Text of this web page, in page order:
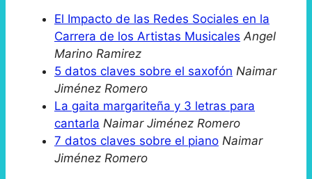
El Impacto de las Redes Sociales en la
Carrera de los Artistas Musicales Angel
Marino Ramirez
5 datos claves sobre el saxofón Naimar
Jiménez Romero
La gaita margariteña y 3 letras para
cantarla Naimar Jiménez Romero
7 datos claves sobre el piano Naimar
Jiménez Romero